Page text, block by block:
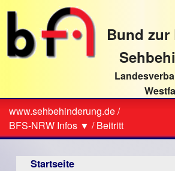
direkt
Textinhalt
Bund zur
Sie
sind
hier
www.sehbehinderung.de/
BFS-NRW Infos ▼ /Beitritt
Startseite